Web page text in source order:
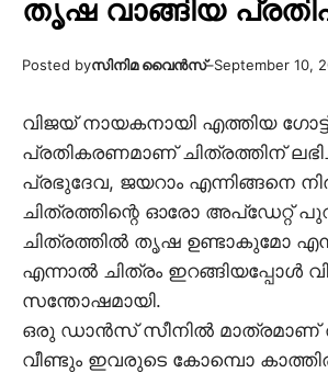
തൃഷ വാങ്ങിയ
Posted byസിനിമ വൈൻസ്–September 10,
വിജയ് നായകനായി എത്തിയ
പ്രതികരണമാണ് ചിത്രത്തിന്
പ്രഭുദേവ, ജയറാം എന്നിങ്ങനെ
ചിത്രത്തിന്റെ ഓരോ അപ്ഡേറ്റ്
ചിത്രത്തിൽ തൃഷ ഉണ്ടാകുമോ
എന്നാൽ ചിത്രം
സന്തോഷമായി.
ഒരു ഡാൻസ് സീനിൽ
വീണ്ടും ഇവരുടെ കോമ്പൊ